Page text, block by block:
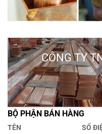
CÔNG TY
BỘ PHẬN BÁN HÀNG
TÊN SỐ